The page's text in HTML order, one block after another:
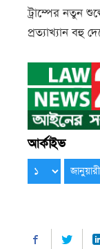
ট্রাম্পের নতুন
প্রত্যাখ্যান বহু
আর্কাইভ